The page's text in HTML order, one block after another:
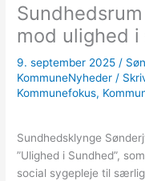
mod ulighed i
9. september 2025 /
KommuneNyheder /
Kommunefokus,
Sundhedsklynge
”Ulighed i Sundhed”,
social sygepleje til